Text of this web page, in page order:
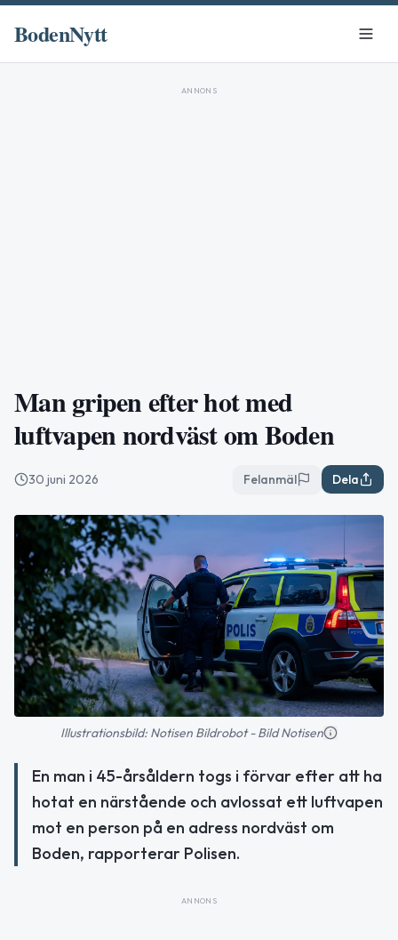
BodenNytt
ANNONS
Man gripen efter hot med
luftvapen nordväst om Boden
30 juni 2026 Felanmäl Dela
Illustrationsbild: Notisen Bildrobot - Bild Notisen
En man i 45-årsåldern togs i förvar efter att ha
hotat en närstående och avlossat ett luftvapen
mot en person på en adress nordväst om
Boden, rapporterar Polisen.
ANNONS